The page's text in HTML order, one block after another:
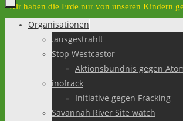
"Wir haben die Erde nur von unseren Kindern
Zum
Organisationen
.ausgestrahlt
Stop Westcastor
Aktionsbündnis gegen
inofrack
Initiative gegen Fracking
Savannah River Site watch